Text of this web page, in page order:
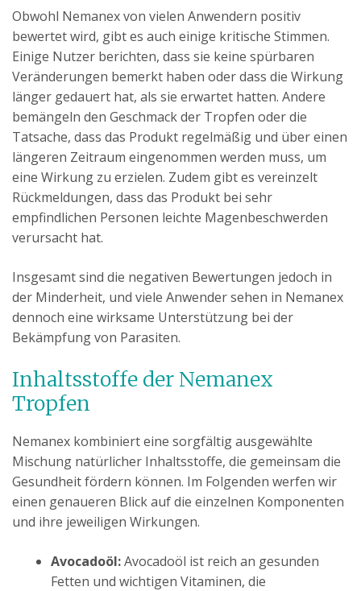
Obwohl Nemanex von vielen Anwendern positiv
bewertet wird, gibt es auch einige kritische Stimmen.
Einige Nutzer berichten, dass sie keine spürbaren
Veränderungen bemerkt haben oder dass die Wirkung
länger gedauert hat, als sie erwartet hatten. Andere
bemängeln den Geschmack der Tropfen oder die
Tatsache, dass das Produkt regelmäßig und über einen
längeren Zeitraum eingenommen werden muss, um
eine Wirkung zu erzielen. Zudem gibt es vereinzelt
Rückmeldungen, dass das Produkt bei sehr
empfindlichen Personen leichte Magenbeschwerden
verursacht hat.
Insgesamt sind die negativen Bewertungen jedoch in
der Minderheit, und viele Anwender sehen in Nemanex
dennoch eine wirksame Unterstützung bei der
Bekämpfung von Parasiten.
Inhaltsstoffe der Nemanex
Tropfen
Nemanex kombiniert eine sorgfältig ausgewählte
Mischung natürlicher Inhaltsstoffe, die gemeinsam die
Gesundheit fördern können. Im Folgenden werfen wir
einen genaueren Blick auf die einzelnen Komponenten
und ihre jeweiligen Wirkungen.
Avocadoöl:Avocadoöl ist reich an gesunden
Fetten und wichtigen Vitaminen, die